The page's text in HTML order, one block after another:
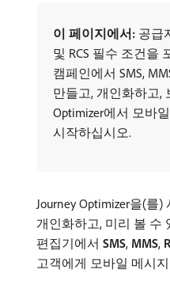
이 페이지에서: 공급
및 RCS 필수 조건을
캠페인에서 SMS,
만들고, 개인화하고,
Optimizer에서 모바
시작하십시오.
Journey Optimizer을(를
개인화하고, 미리 볼 수
편집기에서 SMS, MMS,
고객에게 모바일 메시